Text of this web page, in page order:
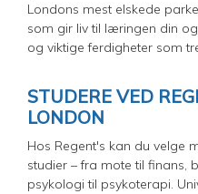
Londons mest elskede
som gir liv til læringen din
og viktige ferdigheter som
STUDERE VED
LONDON
Hos Regent's kan du velge
studier – fra mote til finans,
psykologi til psykoterapi.